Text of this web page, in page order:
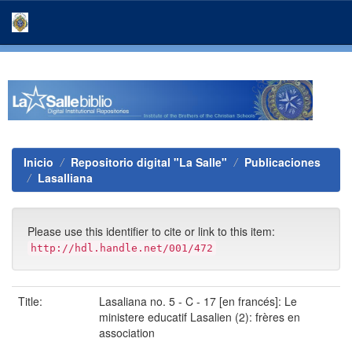
Inicio Repositorio digital "La Salle"
Publicaciones
Lasalliana
Please use this identifier to cite or link to this item:
http://hdl.handle.net/001/472
Title:
Lasaliana no. 5 - C - 17 [en francés]: Le
ministere educatif Lasalien (2): frères en
association